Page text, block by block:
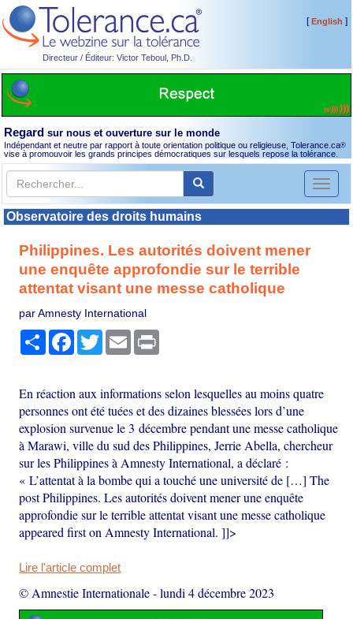
Directeur / Éditeur: Victor Teboul, Ph.D.
[English ]
Regard sur nous et ouverture sur le monde
Indépendant et neutre par rapport à toute orientation politique ou religieuse, Tolerance.ca®
vise à promouvoir les grands principes démocratiques sur lesquels repose la tolérance.
Toggle
Observatoire des droits humains
Philippines. Les autorités doivent mener
une enquête approfondie sur le terrible
attentat visant une messe catholique
par Amnesty International
PartagerFacebook
TwitterEmail
En réaction aux informations selon lesquelles au moins quatre
personnes ont été tuées et des dizaines blessées lors d’une
explosion survenue le 3 décembre pendant une messe catholique
à Marawi, ville du sud des Philippines, Jerrie Abella, chercheur
sur les Philippines à Amnesty International, a déclaré :
« L’attentat à la bombe qui a touché une université de […] The
post Philippines. Les autorités doivent mener une enquête
approfondie sur le terrible attentat visant une messe catholique
appeared first on Amnesty International. ]]>
Lire l'article complet
© Amnestie Internationale-lundi 4 décembre 2023